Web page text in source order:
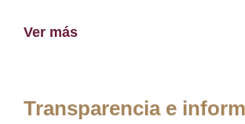
Ver más
Transparencia e